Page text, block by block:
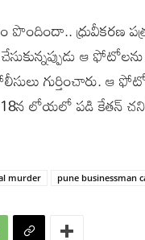
పొందిందా.. ధ్రువీకరణ
చేసుకున్నప్పుడు ఆ
గుర్తించారు. ఆ
18న లోయలో పడి కేతన్
murder pune businessman